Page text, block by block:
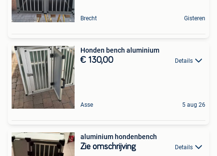
Brecht Gisteren
Honden bench aluminium
€ 130,00 Details
Asse 5 aug 26
aluminium hondenbench
Zie omschrijving Details